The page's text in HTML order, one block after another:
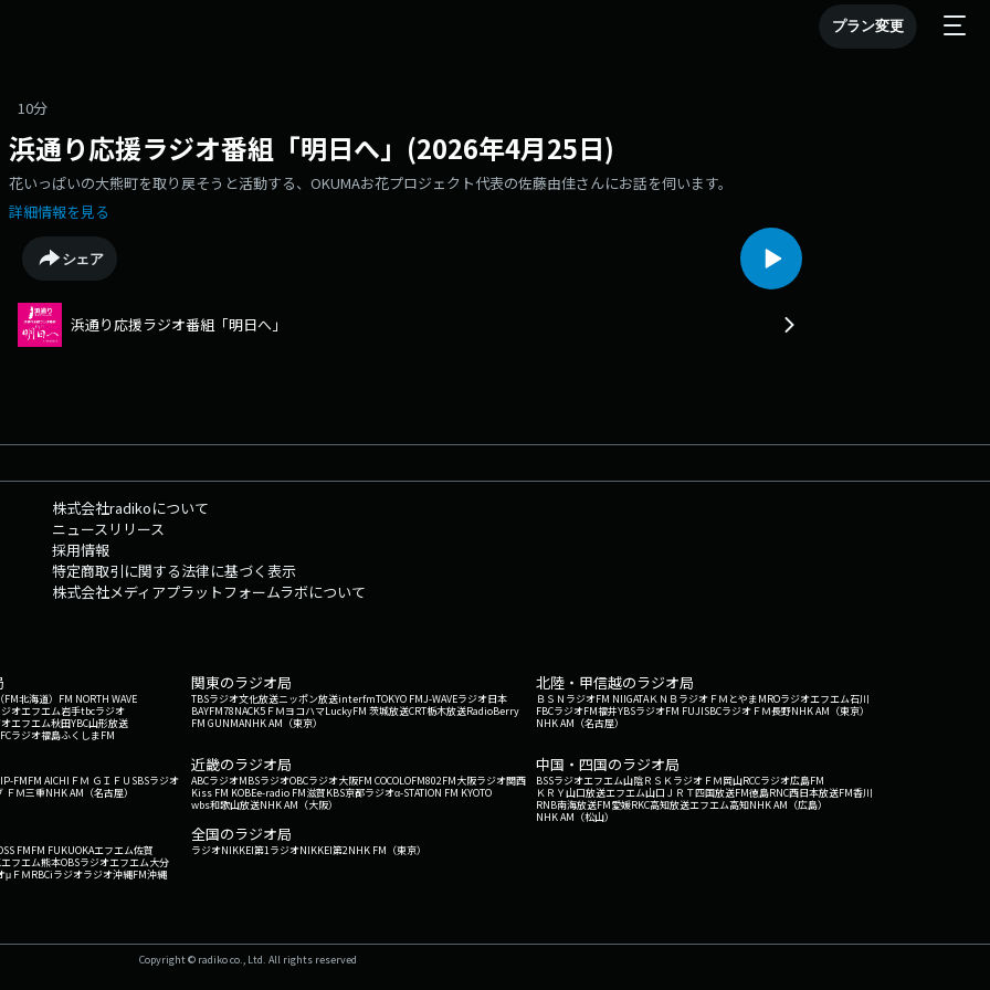
プラン変更
10分
浜通り応援ラジオ番組「明日へ」(2026年4月25日)
花いっぱいの大熊町を取り戻そうと活動する、OKUMAお花プロジェクト代表の佐藤由佳さんにお話を伺います。
詳細情報を見る
シェア
浜通り応援ラジオ番組「明日へ」
株式会社radikoについて
ニュースリリース
採用情報
特定商取引に関する法律に基づく表示
株式会社メディアプラットフォームラボについて
北海道） FM NORTH WAVE
オエフエム岩手tbcラジオ
エフエム秋田YBC山形放送
ラジオ福島ふくしまFM
関東のラジオ局
TBSラジオ文化放送ニッポン放送interfmTOKYO FMJ-WAVEラジオ日本
BAYFM78NACK5 ＦＭヨコハマLuckyFM 茨城放送CRT栃木放送RadioBerry
FM GUNMANHK AM（東京）
北陸・甲信越のラジオ局
ＢＳＮラジオFM NIIGATAＫＮＢラジオ ＦＭとやまMROラジオエフエム石川
FBCラジオFM福井YBSラジオFM FUJISBCラジオ ＦＭ長野NHK AM（東京）
NHK AM（名古屋）
FMFM AICHI ＦＭ ＧＩＦＵ SBSラジオ
ＦＭ三重NHK AM（名古屋）
近畿のラジオ局
ABCラジオMBSラジオOBCラジオ大阪FM COCOLOFM802FM大阪ラジオ関西
Kiss FM KOBEe-radio FM滋賀KBS京都ラジオα-STATION FM KYOTO
wbs和歌山放送NHK AM（大阪）
中国・四国のラジオ局
BSSラジオエフエム山陰ＲＳＫラジオ ＦＭ岡山RCCラジオ広島FM
ＫＲＹ山口放送エフエム山口 ＪＲＴ四国放送FM徳島RNC西日本放送FM香川
RNB南海放送FM愛媛RKC高知放送エフエム高知NHK AM（広島）
NHK AM（松山）
FMFM FUKUOKAエフエム佐賀
フエム熊本OBSラジオエフエム大分
μＦＭRBCiラジオラジオ沖縄FM沖縄
全国のラジオ局
ラジオNIKKEI第1ラジオNIKKEI第2NHK FM（東京）
Copyright © radiko co., Ltd. All rights reserved